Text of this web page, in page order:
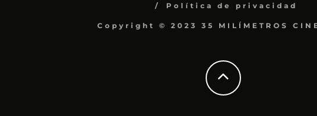
Política de privacidad
Copyright © 2023 35 MILÍMETROS